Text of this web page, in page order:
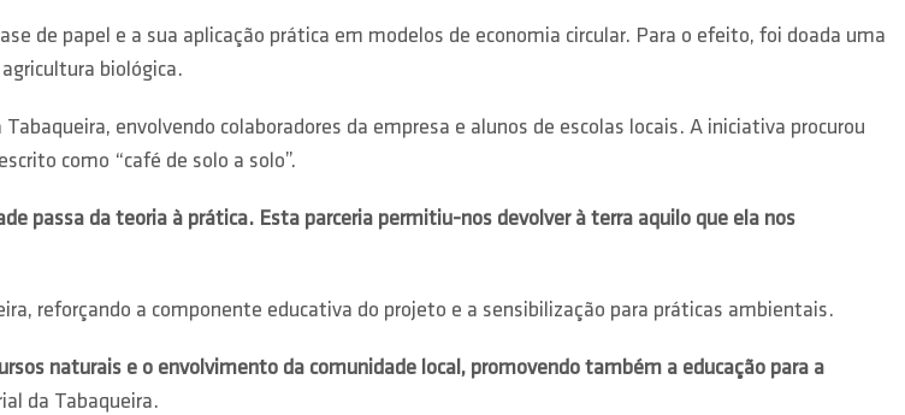
de papel e a sua aplicação prática em modelos de economia circular. Para o efeito, foi doada uma
biológica.
envolvendo colaboradores da empresa e alunos de escolas locais. A iniciativa procurou
como “café de solo a solo”.
passa da teoria à prática. Esta parceria permitiu-nos devolver à terra aquilo que ela nos
reforçando a componente educativa do projeto e a sensibilização para práticas ambientais.
naturais e o envolvimento da comunidade local, promovendo também a educação para a
da Tabaqueira.